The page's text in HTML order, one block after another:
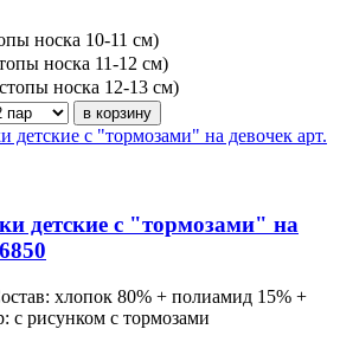
носка 10-11 см)
носка 11-12 см)
носка 12-13 см)
детские с "тормозами" на
хлопок 80% + полиамид 15% +
с рисунком с тормозами